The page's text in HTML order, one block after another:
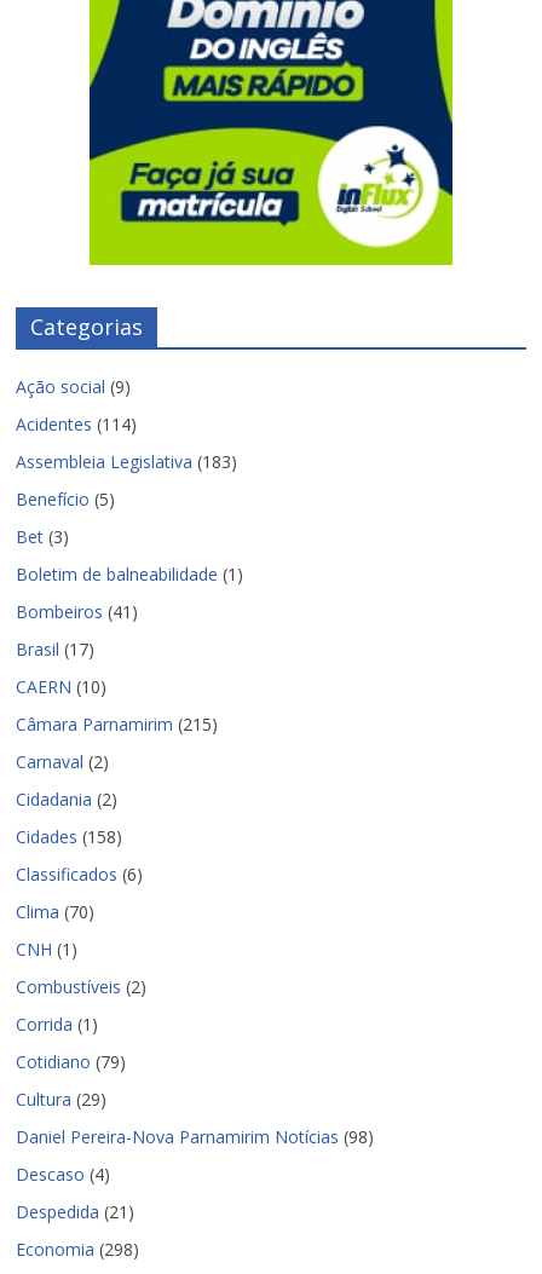
Categorias
Ação social (9)
Acidentes (114)
Assembleia Legislativa (183)
Benefício (5)
Bet (3)
Boletim de balneabilidade (1)
Bombeiros (41)
Brasil (17)
CAERN (10)
Câmara Parnamirim (215)
Carnaval (2)
Cidadania (2)
Cidades (158)
Classificados (6)
Clima (70)
CNH (1)
Combustíveis (2)
Corrida (1)
Cotidiano (79)
Cultura (29)
Daniel Pereira-Nova Parnamirim Notícias (98)
Descaso (4)
Despedida (21)
Economia (298)